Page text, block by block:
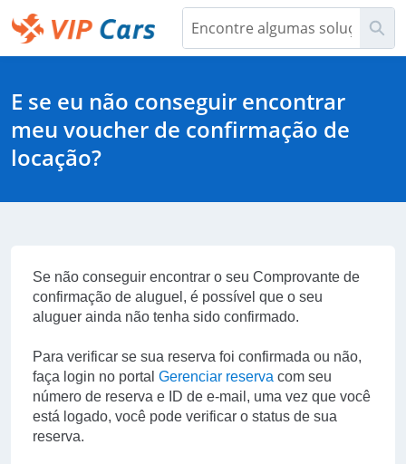
Pular
para
E se eu não conseguir encontrar
meu voucher de confirmação de
locação?
Se não conseguir encontrar o seu Comprovante de
confirmação de aluguel , é possível que o seu
aluguer ainda não tenha sido confirmado.
Para verificar se sua reserva foi confirmada ou não,
faça login no portal Gerenciar reserva com seu
número de reserva e ID de e-mail, uma vez que você
está logado, você pode verificar o status de sua
reserva.